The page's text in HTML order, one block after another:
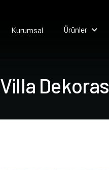
Kurumsal Ürünler
Villa Dekoras